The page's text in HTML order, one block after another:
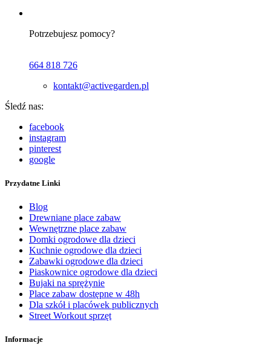
Potrzebujesz pomocy?
664 818 726
kontakt@activegarden.pl
Śledź nas:
facebook
instagram
pinterest
google
Przydatne Linki
Blog
Drewniane place zabaw
Wewnętrzne place zabaw
Domki ogrodowe dla dzieci
Kuchnie ogrodowe dla dzieci
Zabawki ogrodowe dla dzieci
Piaskownice ogrodowe dla dzieci
Bujaki na sprężynie
Place zabaw dostępne w 48h
Dla szkół i placówek publicznych
Street Workout sprzęt
Informacje